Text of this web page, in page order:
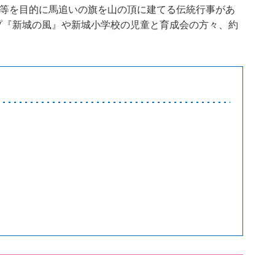
を目的に馬追いの旗を山の頂に建てる伝統行事があ
新城の風』や新城小学校の児童と育成会の方々、約